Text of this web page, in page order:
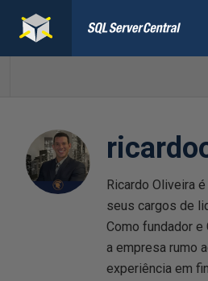
Ricardo Oliveira
seus cargos de
Como fundador e
a empresa rumo
experiência em